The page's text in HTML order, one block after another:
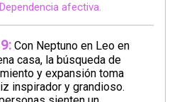
afectiva.
Con Neptuno en Leo en
casa, la búsqueda de
y expansión toma
inspirador y grandioso.